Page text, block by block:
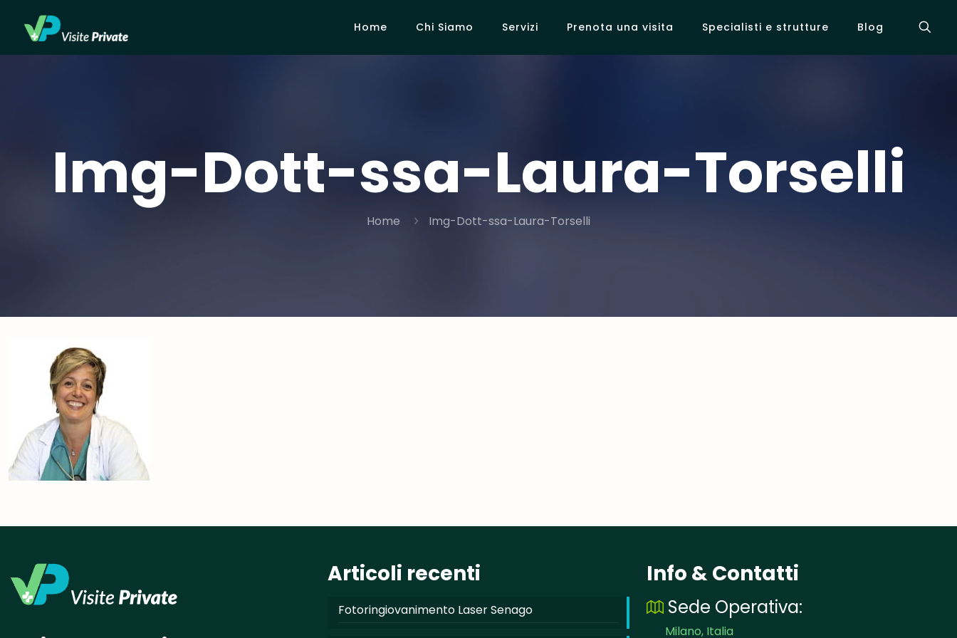
Home Chi Siamo Servizi Prenota una visita Specialisti e strutture Blog
Img-Dott-ssa-Laura-Torselli
Home Img-Dott-ssa-Laura-Torselli
Articoli recenti
Fotoringiovanimento Laser Senago
Info & Contatti
Sede Operativa:
Milano, Italia